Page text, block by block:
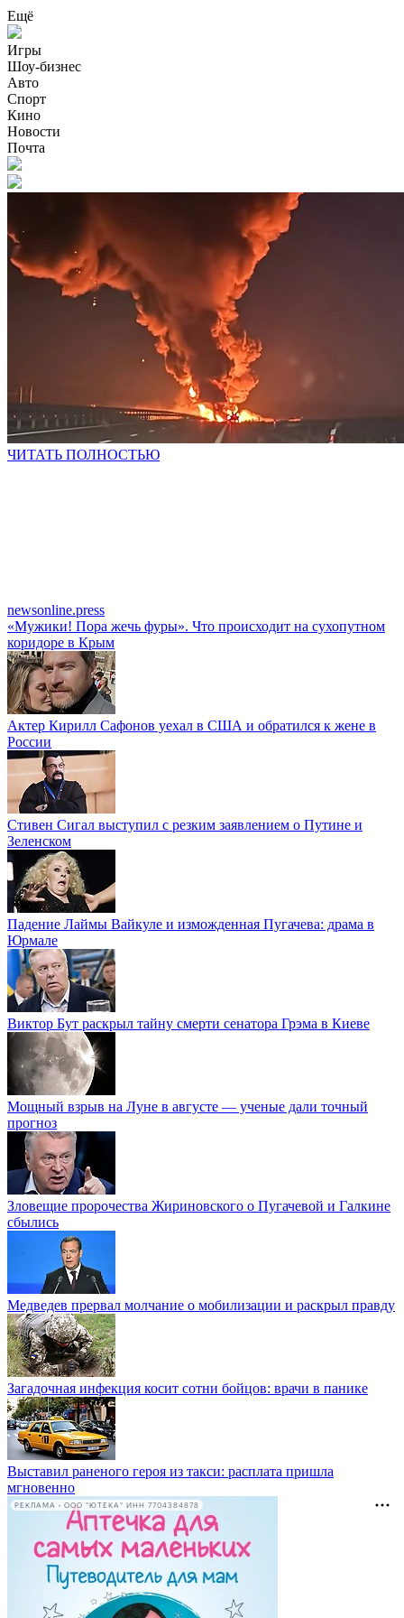
Ещё
Игры
Шоу-бизнес
Авто
Спорт
Кино
Новости
Почта
ЧИТАТЬ ПОЛНОСТЬЮ
newsonline.press
«Мужики! Пора жечь фуры». Что происходит на сухопутном
коридоре в Крым
Актер Кирилл Сафонов уехал в США и обратился к жене в
России
Стивен Сигал выступил с резким заявлением о Путине и
Зеленском
Падение Лаймы Вайкуле и изможденная Пугачева: драма в
Юрмале
Виктор Бут раскрыл тайну смерти сенатора Грэма в Киеве
Мощный взрыв на Луне в августе — ученые дали точный
прогноз
Зловещие пророчества Жириновского о Пугачевой и Галкине
сбылись
Медведев прервал молчание о мобилизации и раскрыл правду
Загадочная инфекция косит сотни бойцов: врачи в панике
Выставил раненого героя из такси: расплата пришла
мгновенно
РЕКЛАМА • ООО "ЮТЕКА" ИНН 7704384878